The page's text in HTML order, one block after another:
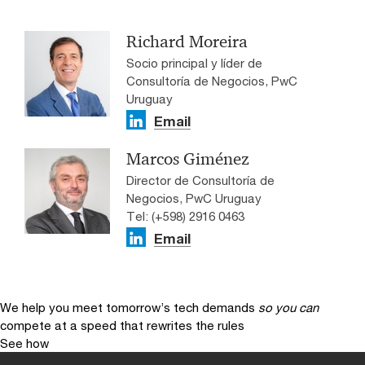
Richard Moreira
Socio principal y líder de
Consultoría de Negocios, PwC
Uruguay
Email
Marcos Giménez
Director de Consultoría de
Negocios, PwC Uruguay
Tel: (+598) 2916 0463
Email
We help you meet tomorrow’s tech demands so you can
compete at a speed that rewrites the rules
See how